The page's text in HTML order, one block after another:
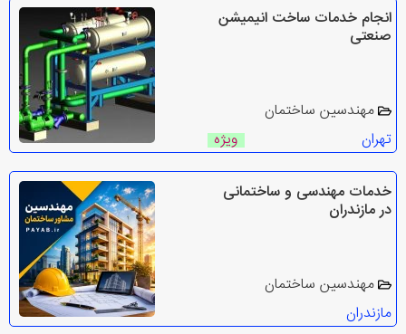
انجام خدمات ساخت انیمیشن
صنعتی
مهندسین ساختمان
تهران
ویژه
خدمات مهندسی و ساختمانی
در مازندران
مهندسین ساختمان
مازندران